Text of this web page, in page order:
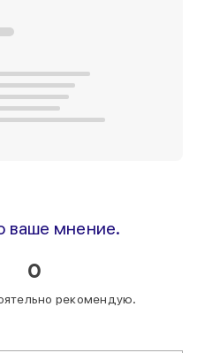
ваше мнение.
0
рекомендую.